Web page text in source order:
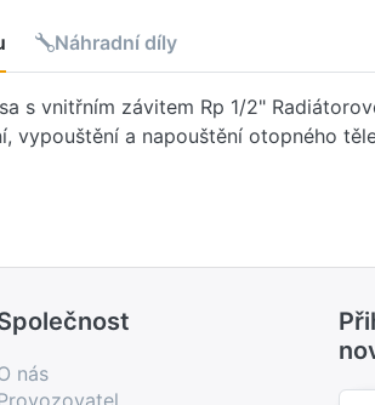
Náhradní díly
s vnitřním závitem Rp 1/2"
a napouštění otopného
nás